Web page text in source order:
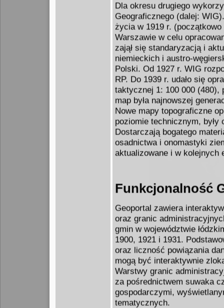
Dla okresu drugiego
Geograficznego (dalej:
życia w 1919 r.
Warszawie w celu
zajął się standaryzacją i
niemieckich i austro-
Polski. Od 1927 r. WIG
RP. Do 1939 r. udało się
taktycznej 1: 100 000 (480),
map była najnowszej
Nowe mapy topograficzne
poziomie technicznym, były
Dostarczają bogatego
osadnictwa i onomastyki
aktualizowane i w kolejnych
Funkcjonalność
Geoportal zawiera
oraz granic
gmin w województwie
1900, 1921 i 1931.
oraz liczność powiązania
mogą być interaktywnie
Warstwy granic
za pośrednictwem suwaka
gospodarczymi,
tematycznych.